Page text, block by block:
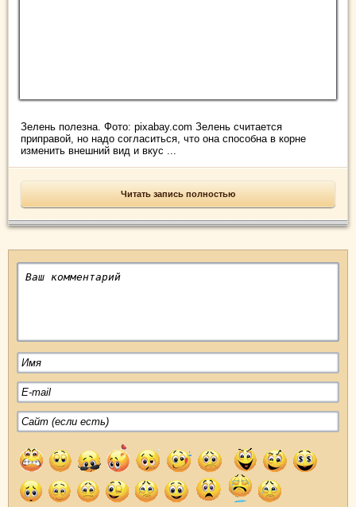
Зелень полезна. Фото: pixabay.com Зелень считается
приправой, но надо согласиться, что она способна в корне
изменить внешний вид и вкус ...
Читать запись полностью